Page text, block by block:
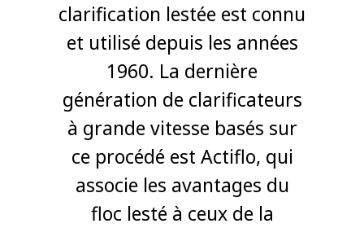
clarification lestée est connu
et utilisé depuis les années
1960. La dernière
génération de clarificateurs
à grande vitesse basés sur
ce procédé est Actiflo, qui
associe les avantages du
floc lesté à ceux de la